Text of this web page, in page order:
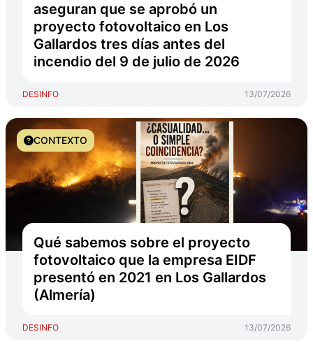
aseguran que se aprobó un
proyecto fotovoltaico en Los
Gallardos tres días antes del
incendio del 9 de julio de 2026
DESINFO 13/07/2026
CONTEXTO
Qué sabemos sobre el proyecto
fotovoltaico que la empresa EIDF
presentó en 2021 en Los Gallardos
(Almería)
DESINFO 13/07/2026